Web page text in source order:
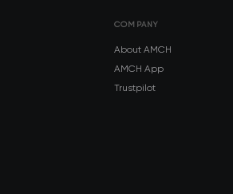
COMPANY
About AMCH
AMCH App
Trustpilot